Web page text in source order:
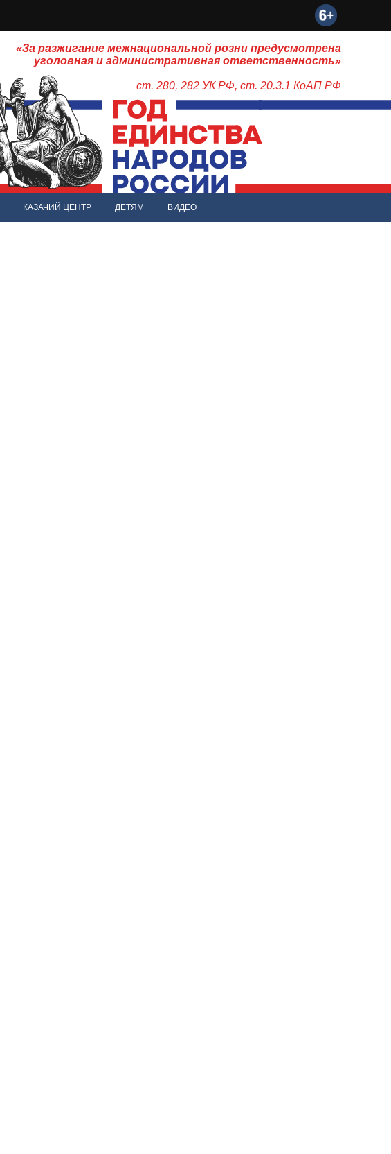
«За разжигание межнациональной розни предусмотрена
уголовная и административная ответственность»
ст. 280, 282 УК РФ, ст. 20.3.1 КоАП РФ
КАЗАЧИЙ ЦЕНТР ДЕТЯМ ВИДЕО